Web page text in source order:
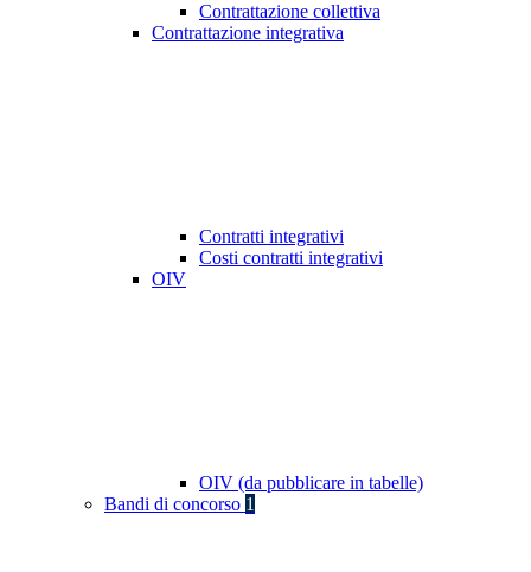
Contrattazione collettiva
Contrattazione integrativa
Contratti integrativi
Costi contratti integrativi
OIV
OIV (da pubblicare in tabelle)
Bandi di concorso 1